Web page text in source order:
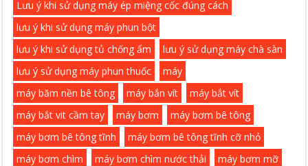
Lưu ý khi sử dụng máy ép miệng cốc đúng cách
lưu ý khi sử dụng máy phun bột
lưu ý khi sử dụng tủ chống ẩm
lưu ý sử dụng máy chà sàn
lưu ý sử dụng máy phun thuốc
máy
máy băm nền bê tông
máy bắn vít
máy bắt vít
máy bắt vit cầm tay
máy bơm
máy bơm bê tông
máy bơm bê tông tĩnh
máy bơm bê tông tĩnh cỡ nhỏ
máy bơm chìm
máy bơm chìm nước thải
máy bơm mỡ